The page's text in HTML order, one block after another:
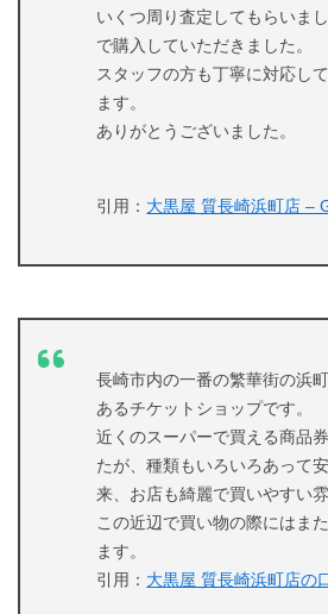
いくつ周り査定してもらいま
で購入していただきました。
スタッフの方も丁寧に対応し
ます。
ありがとうございました。
引用： 大黒屋 質長崎浜町店 –
長崎市内の一番の繁華街の浜
あるチケットショップです。
近くのスーパーで買える商品
たが、種類もいろいろあって
来、お店も綺麗で買いやすい
この近辺で買い物の際にはま
ます。
引用： 大黒屋 質長崎浜町店の